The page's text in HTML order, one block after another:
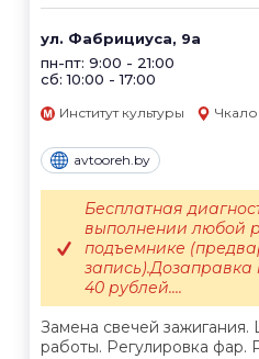
ул. Фабрициуса, 9а
пн-пт: 9:00 - 21:00
сб: 10:00 - 17:00
Институт культуры
avtooreh.by
Замена свечей
работы. Регулировка фар.
Бесплатная
выполнении любой
подъемнике
40 рублей....